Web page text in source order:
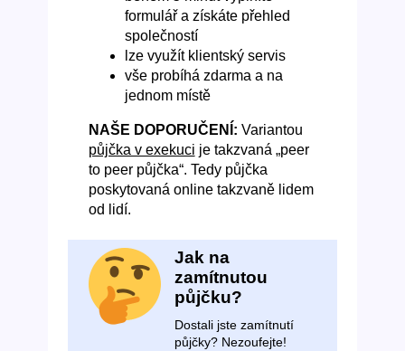
formulář a získáte přehled
společností
lze využít klientský servis
vše probíhá zdarma a na
jednom místě
NAŠE DOPORUČENÍ: Variantou
půjčka v exekuci je takzvaná „peer
to peer půjčka“. Tedy půjčka
poskytovaná online takzvaně lidem
od lidí.
Jak na
zamítnutou
půjčku?
Dostali jste zamítnutí
půjčky? Nezoufejte!